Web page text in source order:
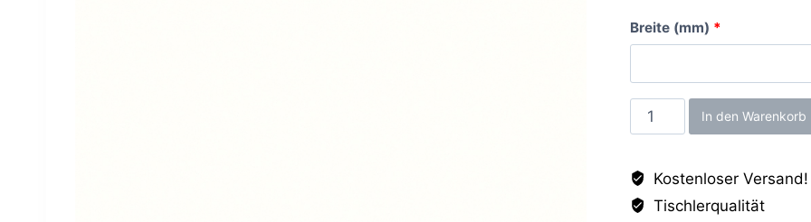
Breite (mm) *
Topweiss
MT,
Menge
In den Warenkorb
Kostenloser Versand!
Tischlerqualität